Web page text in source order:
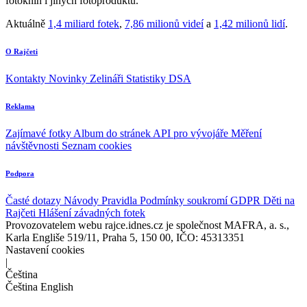
Aktuálně 1,4 miliard fotek, 7,86 milionů videía 1,42 milionů lidí.
O Rajčeti
Kontakty Novinky Zelináři Statistiky DSA
Reklama
Zajímavé fotky Album do stránek API pro vývojáře Měření
návštěvnosti Seznam cookies
Podpora
Časté dotazy Návody Pravidla Podmínky soukromíGDPR Děti na
Rajčeti Hlášení závadných fotek
Provozovatelem webu rajce.idnes.cz je společnost MAFRA, a. s.,
Karla Engliše 519/11, Praha 5, 150 00, IČO: 45313351
Nastavení cookies
|
Čeština
Čeština English